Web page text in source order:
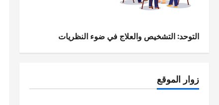
التوحد: التشخيص والعلاج في ضوء النظريات
زوار الموقع